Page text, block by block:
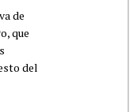
de
que
del